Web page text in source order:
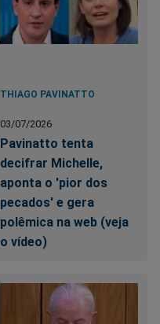
THIAGO PAVINATTO
03/07/2026
Pavinatto tenta
decifrar Michelle,
aponta o 'pior dos
pecados' e gera
polêmica na web (veja
o vídeo)